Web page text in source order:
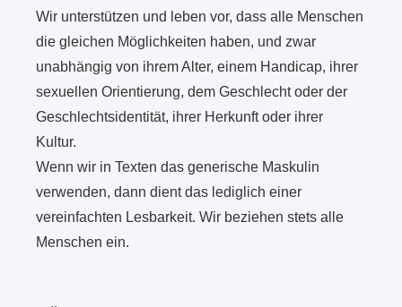
Wir unterstützen und leben vor, dass alle Menschen
die gleichen Möglichkeiten haben, und zwar
unabhängig von ihrem Alter, einem Handicap, ihrer
sexuellen Orientierung, dem Geschlecht oder der
Geschlechtsidentität, ihrer Herkunft oder ihrer
Kultur.
Wenn wir in Texten das generische Maskulin
verwenden, dann dient das lediglich einer
vereinfachten Lesbarkeit. Wir beziehen stets alle
Menschen ein.